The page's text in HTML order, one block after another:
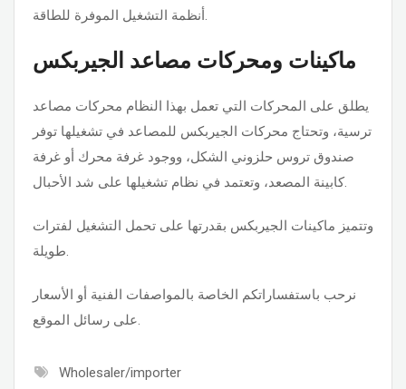
أنظمة التشغيل الموفرة للطاقة.
ماكينات ومحركات مصاعد الجيربكس
يطلق على المحركات التي تعمل بهذا النظام محركات مصاعد
ترسية، وتحتاج محركات الجيربكس للمصاعد في تشغيلها توفر
صندوق تروس حلزوني الشكل، ووجود غرفة محرك أو غرفة
كابينة المصعد، وتعتمد في نظام تشغيلها على شد الأحبال.
وتتميز ماكينات الجيربكس بقدرتها على تحمل التشغيل لفترات
طويلة.
نرحب باستفساراتكم الخاصة بالمواصفات الفنية أو الأسعار
على رسائل الموقع.
Wholesaler/importer